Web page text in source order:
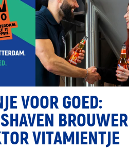
VOOR GOED:
VITAMIENTJE